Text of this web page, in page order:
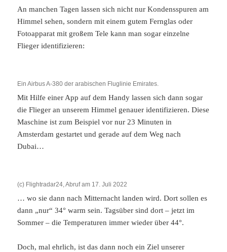
An manchen Tagen lassen sich nicht nur Kondensspuren am
Himmel sehen, sondern mit einem gutem Fernglas oder
Fotoapparat mit großem Tele kann man sogar einzelne
Flieger identifizieren:
Ein Airbus A-380 der arabischen Fluglinie Emirates.
Mit Hilfe einer App auf dem Handy lassen sich dann sogar
die Flieger an unserem Himmel genauer identifizieren. Diese
Maschine ist zum Beispiel vor nur 23 Minuten in
Amsterdam gestartet und gerade auf dem Weg nach
Dubai…
(c) Flightradar24, Abruf am 17. Juli 2022
… wo sie dann nach Mitternacht landen wird. Dort sollen es
dann „nur“ 34° warm sein. Tagsüber sind dort – jetzt im
Sommer – die Temperaturen immer wieder über 44°.
Doch, mal ehrlich, ist das dann noch ein Ziel unserer